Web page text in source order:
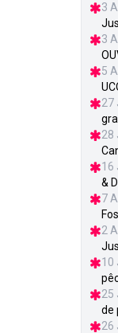
3
3
5
27
28
16
&
7
2
10
25
de
26